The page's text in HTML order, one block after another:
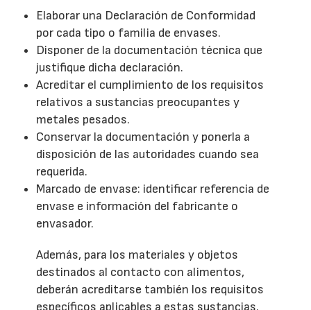
Elaborar una Declaración de Conformidad
por cada tipo o familia de envases.
Disponer de la documentación técnica que
justifique dicha declaración.
Acreditar el cumplimiento de los requisitos
relativos a sustancias preocupantes y
metales pesados.
Conservar la documentación y ponerla a
disposición de las autoridades cuando sea
requerida.
Marcado de envase: identificar referencia de
envase e información del fabricante o
envasador.
Además, para los materiales y objetos
destinados al contacto con alimentos,
deberán acreditarse también los requisitos
específicos aplicables a estas sustancias.